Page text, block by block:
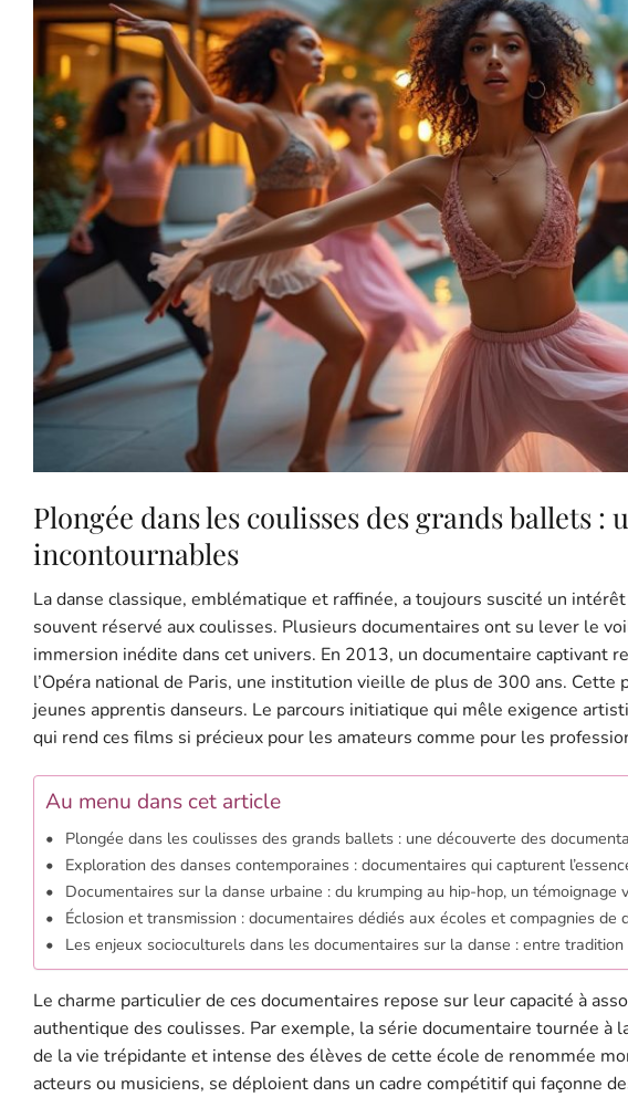
Plongée dans les coulisses des grands ballets
incontournables
La danse classique, emblématique et raffinée, a toujours suscité un
souvent réservé aux coulisses. Plusieurs documentaires ont su lever le
immersion inédite dans cet univers. En 2013, un documentaire captivant
l’Opéra national de Paris, une institution vieille de plus de 300 ans.
jeunes apprentis danseurs. Le parcours initiatique qui mêle exigence
qui rend ces films si précieux pour les amateurs comme pour les
Au menu dans cet article
Plongée dans les coulisses des grands ballets : une découverte des
Exploration des danses contemporaines : documentaires qui capturent
Documentaires sur la danse urbaine : du krumping au hip-hop, un témoignage
Éclosion et transmission : documentaires dédiés aux écoles et compagnies de
Les enjeux socioculturels dans les documentaires sur la danse : entre
Le charme particulier de ces documentaires repose sur leur capacité à
authentique des coulisses. Par exemple, la série documentaire tournée à
de la vie trépidante et intense des élèves de cette école de renommée
acteurs ou musiciens, se déploient dans un cadre compétitif qui façonne